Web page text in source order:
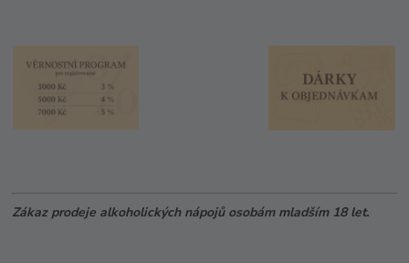
Zákaz prodeje alkoholických nápojů osobám mladším 18 let.